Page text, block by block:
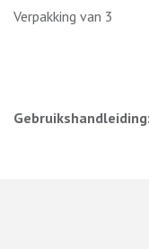
Verpakking van 3
Gebruikshandleiding: